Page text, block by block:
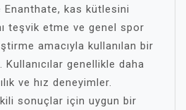
Enanthate, kas kütlesini
teşvik etme ve genel spor
amacıyla kullanılan bir
genellikle daha
ve hız deneyimler.
sonuçlar için uygun bir